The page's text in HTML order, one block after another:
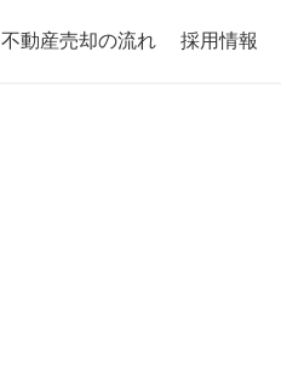
不動産売却の流れ 採用情報